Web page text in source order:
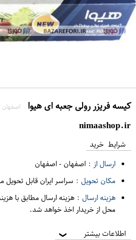
کیسه فریزر رولی جعبه ای هیوا
nimaashop.ir
شرایط خرید
ارسال از : اصفهان-اصفهان
مکان تحویل : سراسر ایران قابل تحویل
هزینه ارسال : هزینه ارسال مطابق با
محل از خریدار اخذ خواهد شد.
اطلاعات بیشتر ❯